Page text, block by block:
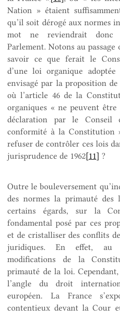
Nation » étaient
qu’il soit dérogé aux normes
mot ne reviendrait donc
Parlement. Notons au
savoir ce que ferait le
d’une loi organique
envisagé par la proposition
où l’article 46 de la
organiques « ne peuvent être
déclaration par le Conseil
conformité à la Constitution
refuser de contrôler ces lois
jurisprudence de 1962[11] ?
Outre le bouleversement
des normes la primauté
certains égards, sur la
fondamental posé par ces
et de cristalliser des conflits
juridiques. En effet, au
modifications de la
primauté de la loi.
l’angle du droit
européen. La France
contentieux devant la Cour